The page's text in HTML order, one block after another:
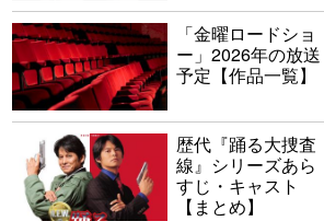
「金曜ロードショ
ー」2026年の放送
予定【作品一覧】
歴代『踊る大捜査
線』シリーズあら
すじ・キャスト
【まとめ】